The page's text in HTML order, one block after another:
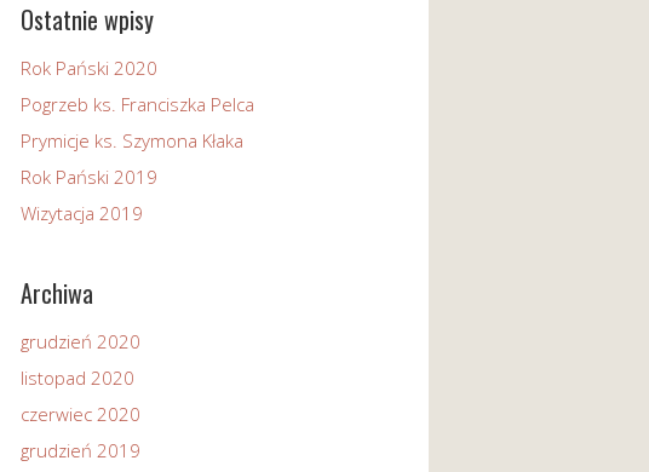
Ostatnie wpisy
Rok Pański 2020
Pogrzeb ks. Franciszka Pelca
Prymicje ks. Szymona Kłaka
Rok Pański 2019
Wizytacja 2019
Archiwa
grudzień 2020
listopad 2020
czerwiec 2020
grudzień 2019